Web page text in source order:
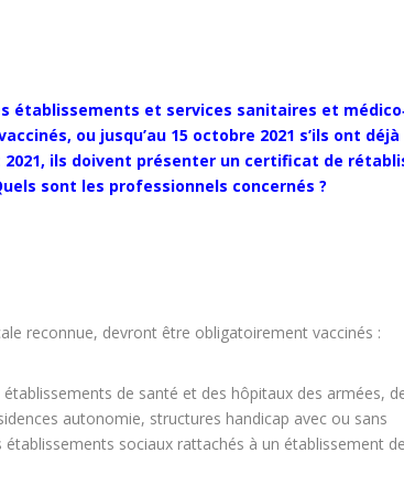
établissements et services sanitaires et
ou jusqu’au 15 octobre 2021 s’ils ont
2021, ils doivent présenter un certificat de
sont les professionnels concernés ?
reconnue, devront être obligatoirement vaccinés :
de santé et des hôpitaux des armées,
autonomie, structures handicap avec ou sans
sociaux rattachés à un établissement